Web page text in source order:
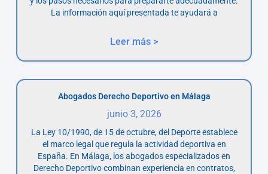
La información aquí presentada te ayudará a
Leer más >
Abogados Derecho Deportivo en Málaga
junio 3, 2026
La Ley 10/1990, de 15 de octubre, del Deporte establece
el marco legal que regula la actividad deportiva en
España. En Málaga, los abogados especializados en
Derecho Deportivo combinan experiencia en contratos,